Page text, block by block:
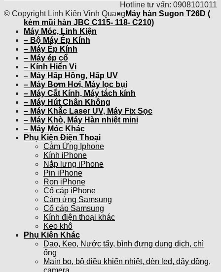
Hotline tư vấn: 0908101011
© Copyright Linh Kiện Vinh Quang Máy hàn Sugon T26D (
kèm mũi hàn JBC C115- 118- C210)
Máy Móc, Linh Kiện
– Bộ Máy Ép Kính
– Máy Ép Kính
– Máy ép cổ
– Kính Hiển Vi
– Máy Hấp Hồng, Hấp UV
– Máy Bơm Hơi, Máy lọc bụi
– Máy Cắt Kính, Máy tách kính
– Máy Hút Chân Không
– Máy Khắc Laser UV, Máy Fix Sọc
– Máy Khò, Máy Hàn nhiệt mini
– Máy Móc Khác
Phụ Kiện Điện Thoại
Cảm Ứng Iphone
Kính iPhone
Nắp lưng iPhone
Pin iPhone
Ron iPhone
Cổ cáp iPhone
Cảm ứng Samsung
Cổ cáp Samsung
Kính điện thoại khác
Keo khô
Phụ Kiện Khác
Dao, Keo, Nước tẩy, bình đựng dung dịch, chì
ống
Main bo, bộ điều khiển nhiệt, đèn led, dây đồng,